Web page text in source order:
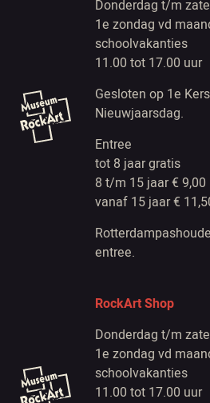
Donderdag t/m
1e zondag vd
schoolvakanties
11.00 tot 17.00 uur
Gesloten op 1e
Nieuwjaarsdag.
Entree
tot 8 jaar gratis
8 t/m 15 jaar € 9,00
vanaf 15 jaar €
entree.
RockArt Shop
Donderdag t/m
1e zondag vd
schoolvakanties
11.00 tot 17.00 uur